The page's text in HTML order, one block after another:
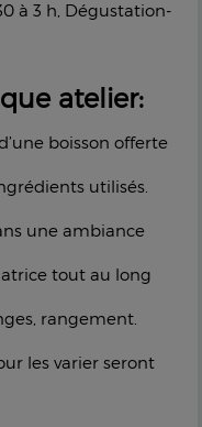
à 3 h, Dégustation-
atelier:
boisson offerte
utilisés.
une ambiance
tout au long
rangement.
les varier seront